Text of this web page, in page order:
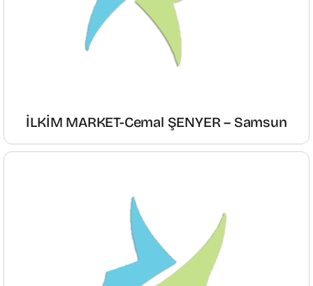
İLKİM MARKET-Cemal ŞENYER – Samsun